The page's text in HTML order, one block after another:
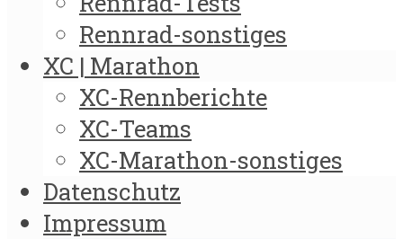
Rennrad-sonstiges
XC | Marathon
XC-Rennberichte
XC-Teams
XC-Marathon-sonstiges
Datenschutz
Impressum